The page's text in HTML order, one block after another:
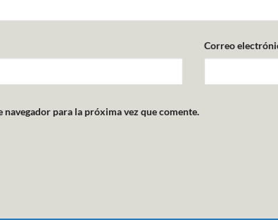
Correo
para la próxima vez que comente.